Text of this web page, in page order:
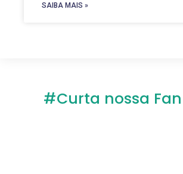
SAIBA MAIS »
#Curta nossa